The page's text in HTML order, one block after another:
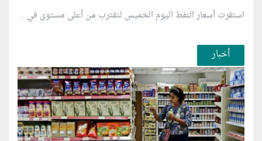
استقرت أسعار النفط اليوم الخميس لتقترب من أعلى مستوى في...
أخبار